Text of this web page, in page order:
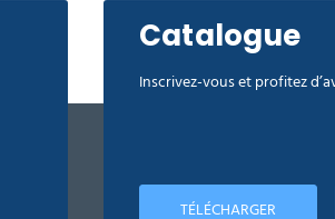
Catalogue
Inscrivez-vous et profitez
TÉLÉCHARGER